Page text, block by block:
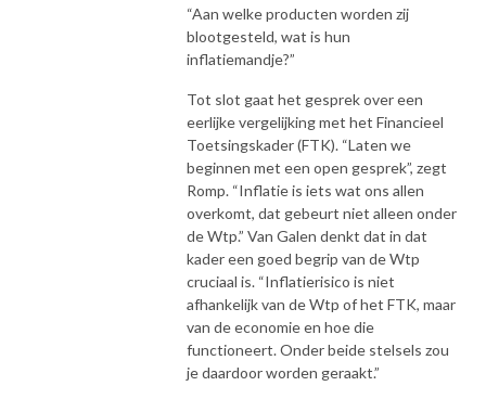
“Aan welke producten worden zij
blootgesteld, wat is hun
inflatiemandje?”
Tot slot gaat het gesprek over een
eerlijke vergelijking met het Financieel
Toetsingskader (FTK). “Laten we
beginnen met een open gesprek”, zegt
Romp. “Inflatie is iets wat ons allen
overkomt, dat gebeurt niet alleen onder
de Wtp.” Van Galen denkt dat in dat
kader een goed begrip van de Wtp
cruciaal is. “Inflatierisico is niet
afhankelijk van de Wtp of het FTK, maar
van de economie en hoe die
functioneert. Onder beide stelsels zou
je daardoor worden geraakt.”